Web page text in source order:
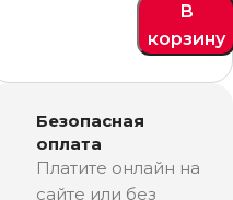
В
корзину
Безопасная
оплата
Платите онлайн на
сайте или без